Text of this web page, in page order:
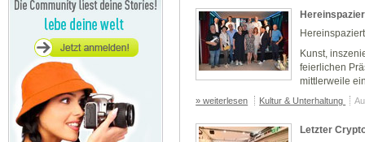
Kunst,
feierlichen
mittlerweile
» weiterlesen Kultur & Unterhaltung
Letzter